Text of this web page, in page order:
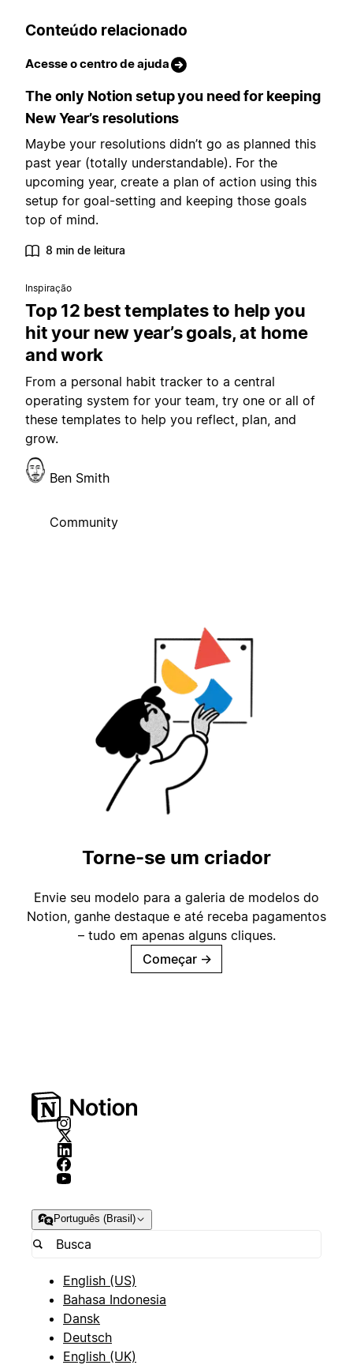
Conteúdo relacionado
Acesse o centro de ajuda
The only Notion setup you need for keeping
New Year’s resolutions
Maybe your resolutions didn’t go as planned this
past year (totally understandable). For the
upcoming year, create a plan of action using this
setup for goal-setting and keeping those goals
top of mind.
8 min de leitura
Inspiração
Top 12 best templates to help you
hit your new year’s goals, at home
and work
From a personal habit tracker to a central
operating system for your team, try one or all of
these templates to help you reflect, plan, and
grow.
Ben Smith
Community
Torne-se um criador
Envie seu modelo para a galeria de modelos do
Notion, ganhe destaque e até receba pagamentos
– tudo em apenas alguns cliques.
Começar →
Português (Brasil)
English (US)
Bahasa Indonesia
Dansk
Deutsch
English (UK)